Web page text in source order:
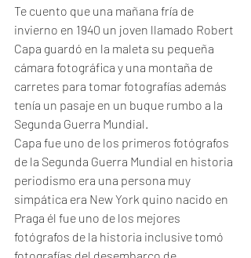
Te cuento que una mañana fría de
invierno en 1940 un joven llamado Robert
Capa guardó en la maleta su pequeña
cámara fotográfica y una montaña de
carretes para tomar fotografías además
tenía un pasaje en un buque rumbo a la
Segunda Guerra Mundial.
Capa fue uno de los primeros fotógrafos
de la Segunda Guerra Mundial en historia
periodismo era una persona muy
simpática era New York quino nacido en
Praga él fue uno de los mejores
fotógrafos de la historia inclusive tomó